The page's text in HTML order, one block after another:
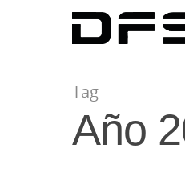
Tag
Año